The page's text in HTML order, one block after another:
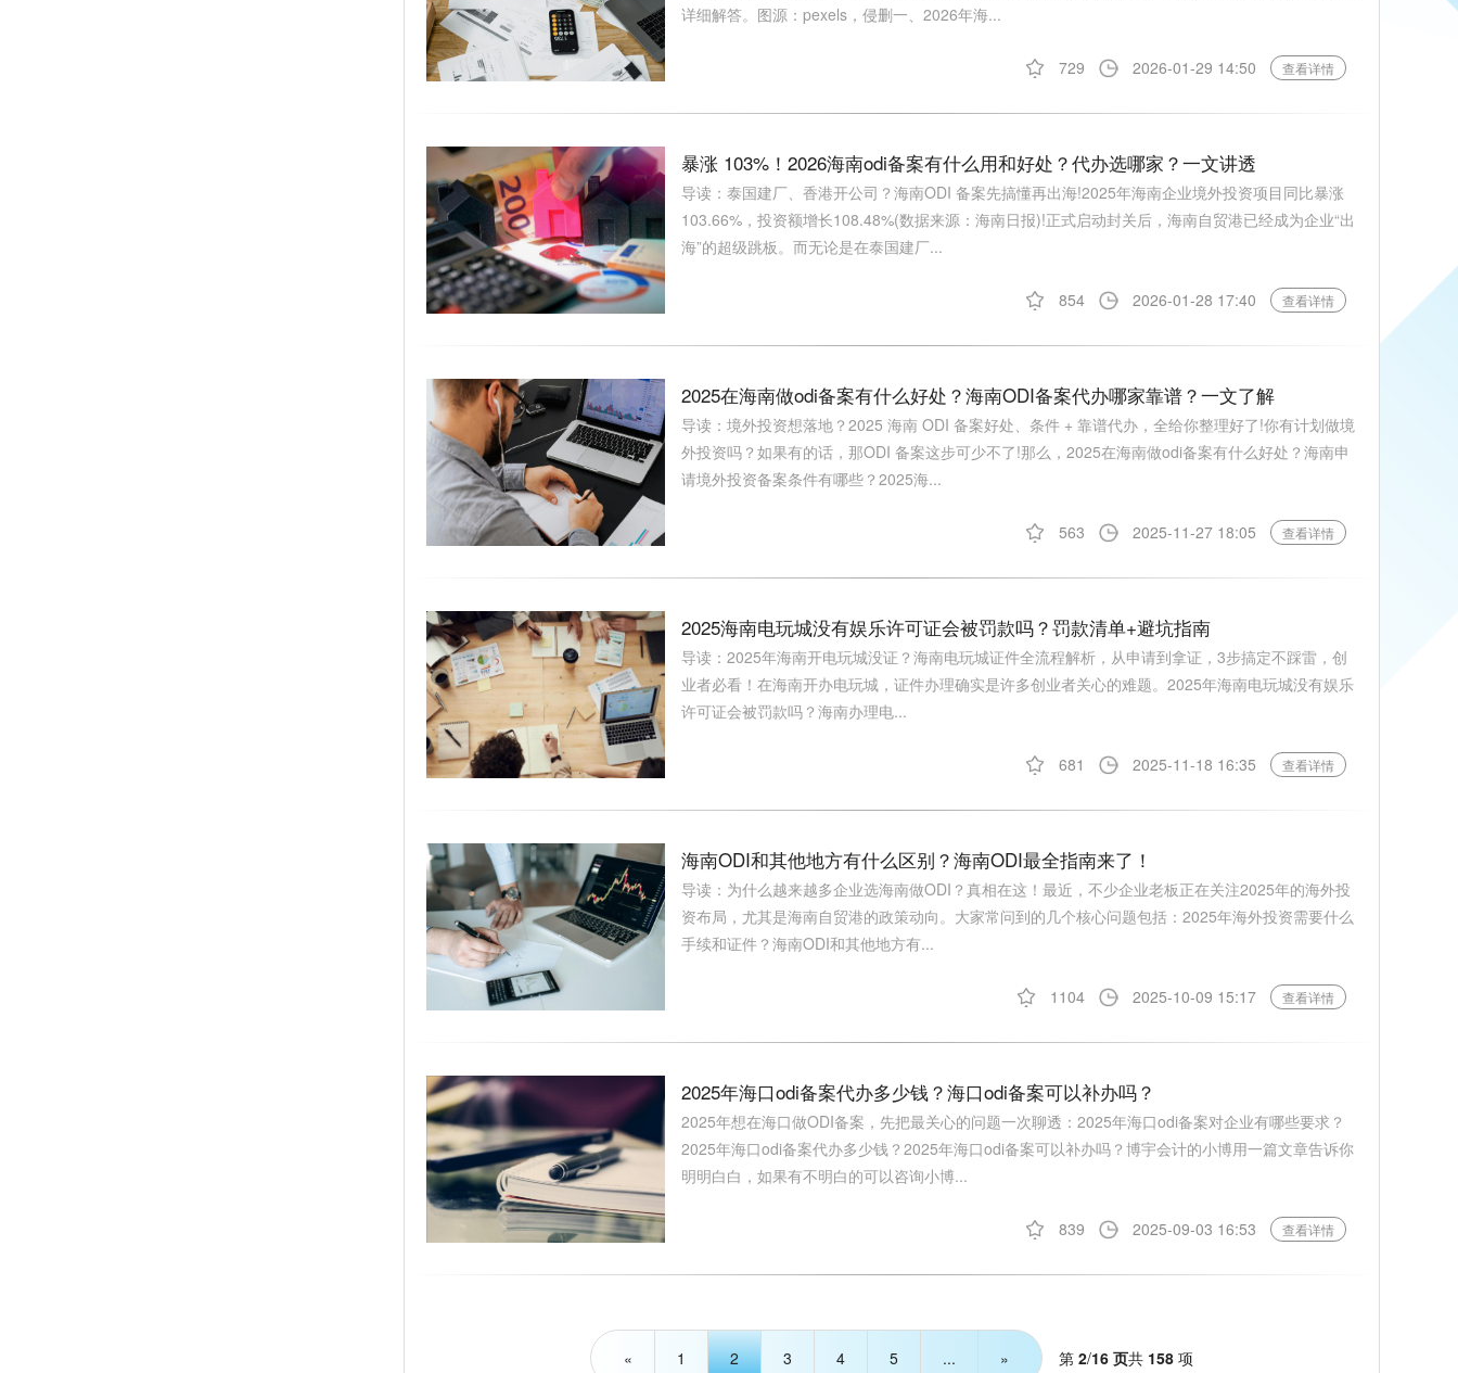
详细解答。图源：pexels，侵删一、2026年海...
729 2026-01-29 14:50 查看详情
暴涨 103%！2026海南odi备案有什么用和好处？代办选哪家？一文讲透
导读：泰国建厂、香港开公司？海南ODI 备案先搞懂再出海!2025年海南企业境外投资项目同比暴涨
103.66%，投资额增长108.48%(数据来源：海南日报)!正式启动封关后，海南自贸港已经成为企业“出
海”的超级跳板。而无论是在泰国建厂...
854 2026-01-28 17:40 查看详情
2025在海南做odi备案有什么好处？海南ODI备案代办哪家靠谱？一文了解
导读：境外投资想落地？2025 海南 ODI 备案好处、条件 + 靠谱代办，全给你整理好了!你有计划做境
外投资吗？如果有的话，那ODI 备案这步可少不了!那么，2025在海南做odi备案有什么好处？海南申
请境外投资备案条件有哪些？2025海...
563 2025-11-27 18:05 查看详情
2025海南电玩城没有娱乐许可证会被罚款吗？罚款清单+避坑指南
导读：2025年海南开电玩城没证？海南电玩城证件全流程解析，从申请到拿证，3步搞定不踩雷，创
业者必看！在海南开办电玩城，证件办理确实是许多创业者关心的难题。2025年海南电玩城没有娱乐
许可证会被罚款吗？海南办理电...
681 2025-11-18 16:35 查看详情
海南ODI和其他地方有什么区别？海南ODI最全指南来了！
导读：为什么越来越多企业选海南做ODI？真相在这！最近，不少企业老板正在关注2025年的海外投
资布局，尤其是海南自贸港的政策动向。大家常问到的几个核心问题包括：2025年海外投资需要什么
手续和证件？海南ODI和其他地方有...
1104 2025-10-09 15:17 查看详情
2025年海口odi备案代办多少钱？海口odi备案可以补办吗？
2025年想在海口做ODI备案，先把最关心的问题一次聊透：2025年海口odi备案对企业有哪些要求？
2025年海口odi备案代办多少钱？2025年海口odi备案可以补办吗？博宇会计的小博用一篇文章告诉你
明明白白，如果有不明白的可以咨询小博...
839 2025-09-03 16:53 查看详情
« 1 2 3 4 5 ... » 第 2/16 页共 158 项